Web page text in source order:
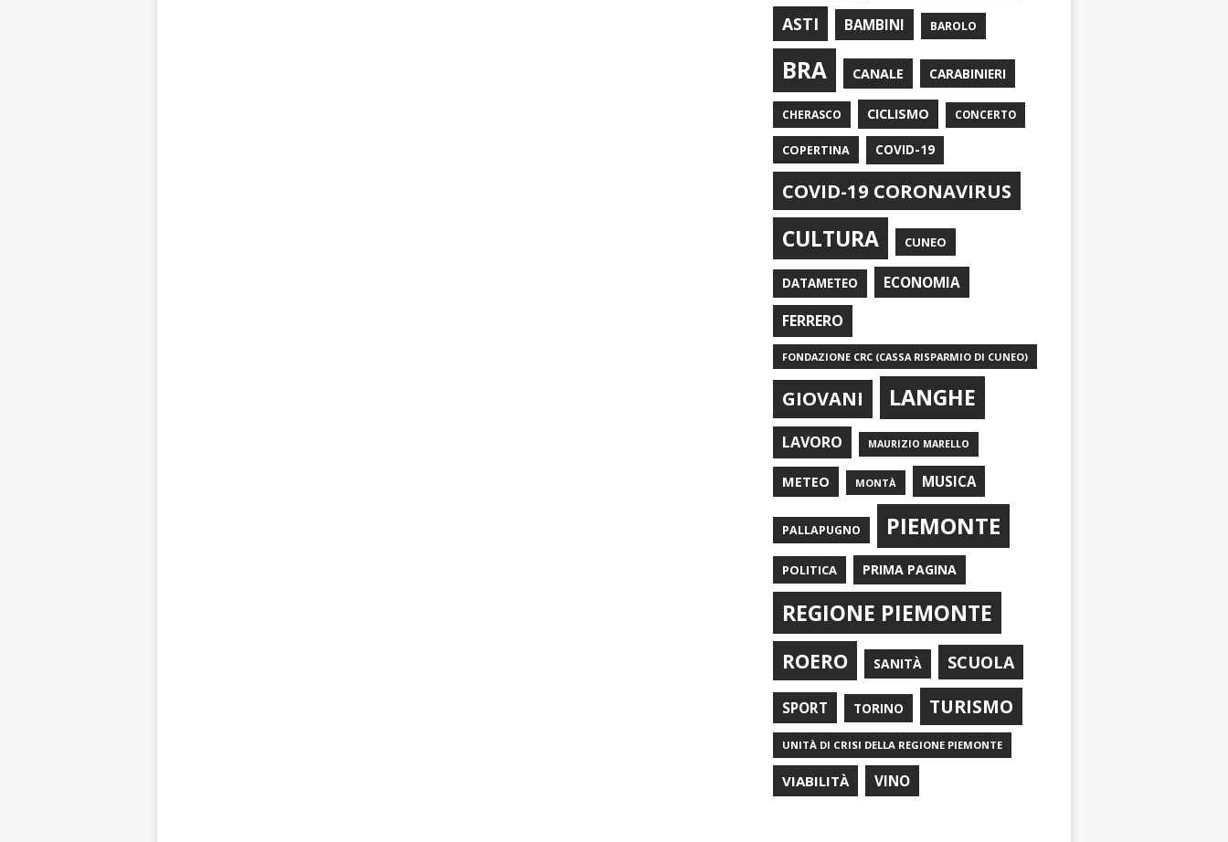
ASTI
BAMBINI BAROLO
BRA CANALE CARABINIERI
CHERASCO CICLISMO CONCERTO
COPERTINA COVID-19
COVID-19 CORONAVIRUS
CULTURA CUNEO
DATAMETEO ECONOMIA
FERRERO
FONDAZIONE CRC (CASSA RISPARMIO DI CUNEO)
GIOVANI LANGHE
LAVORO MAURIZIO MARELLO
METEO MONTÀ MUSICA
PALLAPUGNO PIEMONTE
POLITICA PRIMA PAGINA
REGIONE PIEMONTE
ROERO SANITÀ SCUOLA
SPORT TORINO TURISMO
UNITÀ DI CRISI DELLA REGIONE PIEMONTE
VIABILITÀ VINO